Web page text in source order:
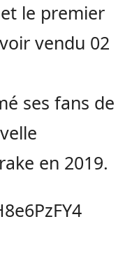
le premier
vendu 02
ses fans de
en 2019.